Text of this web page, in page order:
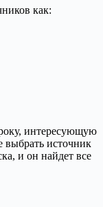
как:
интересующую
выбрать источник
и он найдет все